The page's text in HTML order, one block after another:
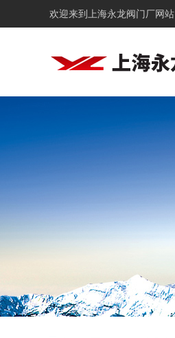
欢迎来到 上海永龙阀门厂网站